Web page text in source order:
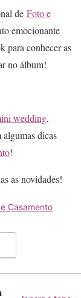
de Foto e
emocionante
para conhecer as
no álbum!
wedding,
dicas
!
as novidades!
Casamento